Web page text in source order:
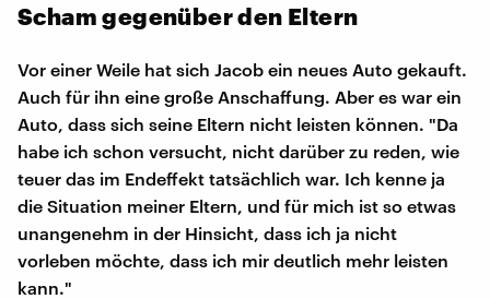
Scham gegenüber den Eltern
Vor einer Weile hat sich Jacob ein neues Auto gekauft.
Auch für ihn eine große Anschaffung. Aber es war ein
Auto, dass sich seine Eltern nicht leisten können. "Da
habe ich schon versucht, nicht darüber zu reden, wie
teuer das im Endeffekt tatsächlich war. Ich kenne ja
die Situation meiner Eltern, und für mich ist so etwas
unangenehm in der Hinsicht, dass ich ja nicht
vorleben möchte, dass ich mir deutlich mehr leisten
kann."